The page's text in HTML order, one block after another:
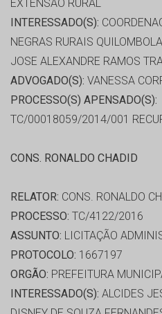
EXTENSÃO RURAL
INTERESSADO(S):
NEGRAS RURAIS
JOSE ALEXANDRE RAMOS
ADVOGADO(S): VANESSA
PROCESSO(S) APENSADO(S):
TC/00018059/2014/001
CONS. RONALDO CHADID
RELATOR: CONS. RONALDO
PROCESSO: TC/4122/2016
ASSUNTO: LICITAÇÃO
PROTOCOLO: 1667197
ORGÃO: PREFEITURA
INTERESSADO(S): ALCIDES